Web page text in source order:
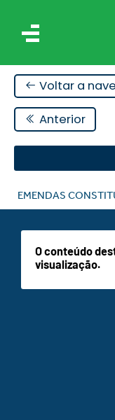
Voltar a
Anterior
EMENDAS
O conteúdo
visualização.